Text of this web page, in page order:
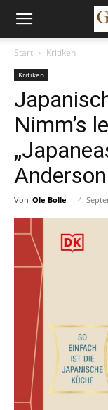
Start Kritiken
Kritiken
Nimm’s
Anderson
Von Ole Bolle - 4.